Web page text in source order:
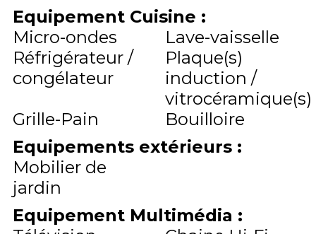
Equipement Cuisine :
Micro-ondes
Lave-vaisselle
Réfrigérateur /
congélateur
Plaque(s)
induction /
vitrocéramique(s)
Grille-Pain
Bouilloire
Equipements extérieurs :
Mobilier de
jardin
Equipement Multimédia :